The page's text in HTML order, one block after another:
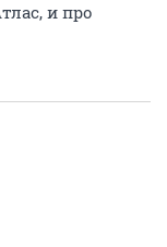
и про